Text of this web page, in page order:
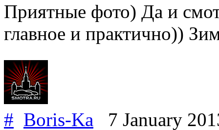
Приятные фото) Да и
главное и практично))
# Boris-Ka 7 January